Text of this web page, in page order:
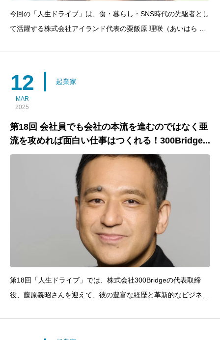
今回の「人生ドライブ」は、食・暮らし・SNS時代の先駆者とし
て活躍する株式会社アイランド代表の粟飯原 理咲（あいはら り
ち上げ、フォロワー690万人超を誇る“食と暮らし”の発信力で
12
MAR
2025
起業家
第18回 会社員でも会社の本流を進むのではなく亜
流を攻めれば面白い仕事はつくれる！300Bridge...
第18回「人生ドライブ」では、株式会社300Bridgeの代表取締
役、藤原義昭さんを迎えて、彼の豊富な経歴と革新的なビジネス